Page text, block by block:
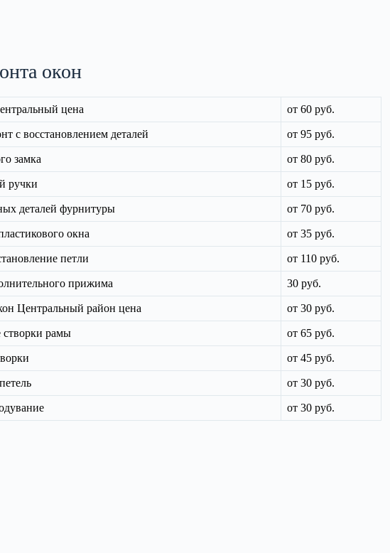
окон
цена от 60 руб.
с восстановлением деталей от 95 руб.
замка от 80 руб.
ручки от 15 руб.
деталей фурнитуры от 70 руб.
окна от 35 руб.
петли от 110 руб.
прижима 30 руб.
Центральный район цена от 30 руб.
рамы от 65 руб.
от 45 руб.
от 30 руб.
от 30 руб.